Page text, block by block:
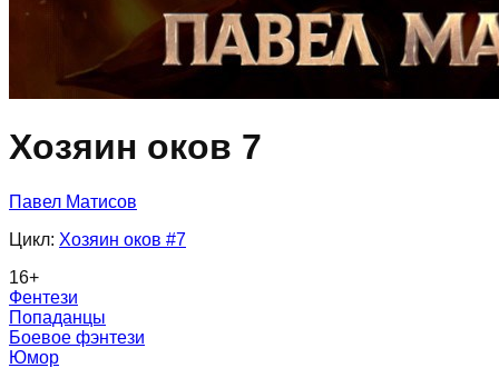
Хозяин оков 7
Павел Матисов
Цикл: Хозяин оков #7
16+
Фентези
Попаданцы
Боевое фэнтези
Юмор